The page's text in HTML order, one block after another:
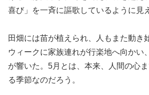
喜び」を一斉に謳歌しているように見
田畑には苗が植えられ、人もまた動き
ウィークに家族連れが行楽地へ向かい
が響いた。5月とは、本来、人間の心
る季節なのだろう。